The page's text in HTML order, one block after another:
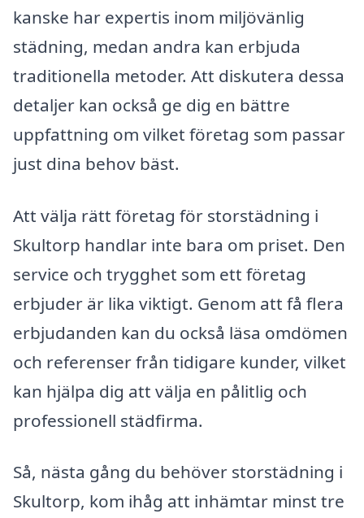
kanske har expertis inom miljövänlig
städning, medan andra kan erbjuda
traditionella metoder. Att diskutera dessa
detaljer kan också ge dig en bättre
uppfattning om vilket företag som passar
just dina behov bäst.
Att välja rätt företag för storstädning i
Skultorp handlar inte bara om priset. Den
service och trygghet som ett företag
erbjuder är lika viktigt. Genom att få flera
erbjudanden kan du också läsa omdömen
och referenser från tidigare kunder, vilket
kan hjälpa dig att välja en pålitlig och
professionell städfirma.
Så, nästa gång du behöver storstädning i
Skultorp, kom ihåg att inhämtar minst tre